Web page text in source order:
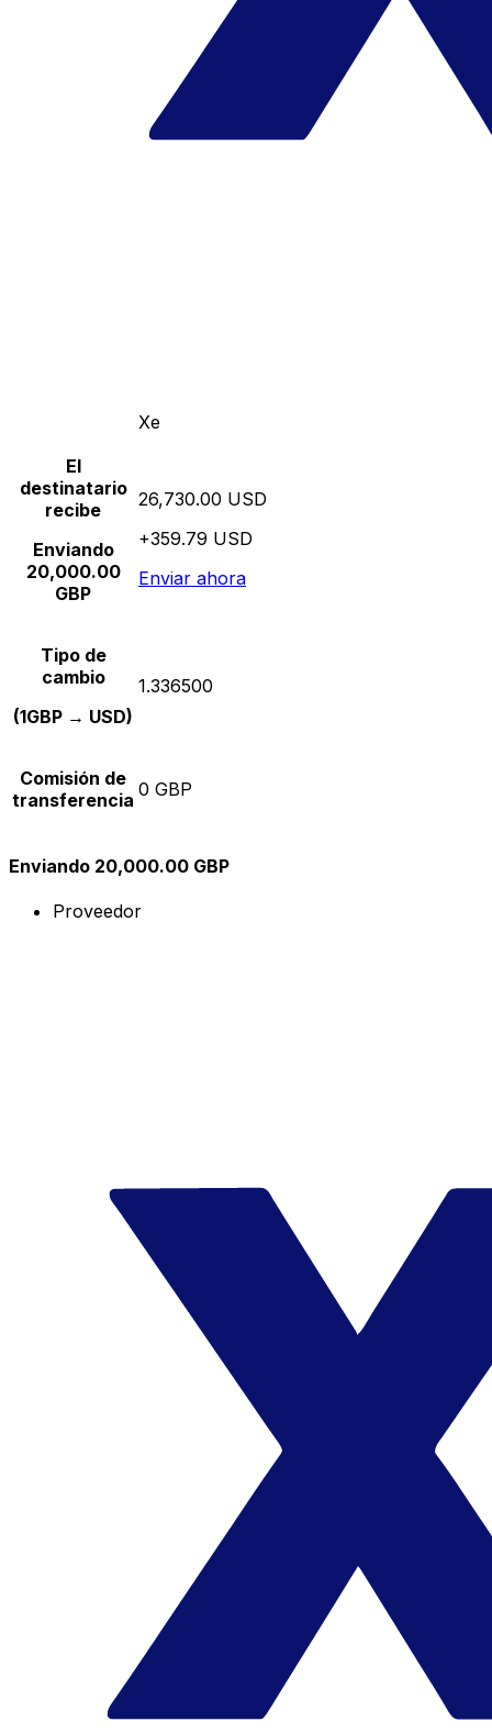
Xe
El
destinatario
recibe
Enviando
20,000.00
GBP
26,730.00 USD
+359.79 USD
Enviar ahora
Tipo de
cambio
(1GBP → USD)
1.336500
Comisión de
transferencia 0 GBP
Enviando 20,000.00 GBP
Proveedor